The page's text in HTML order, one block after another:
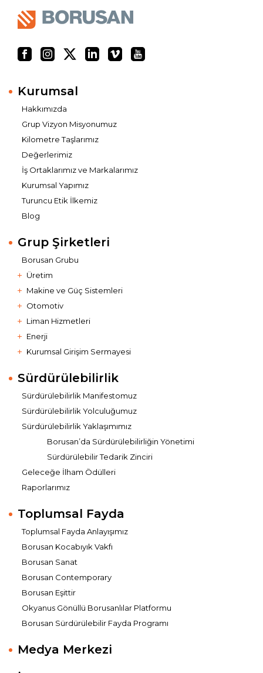
Kurumsal
Hakkımızda
Grup Vizyon Misyonumuz
Kilometre Taşlarımız
Değerlerimiz
İş Ortaklarımız ve Markalarımız
Kurumsal Yapımız
Turuncu Etik İlkemiz
Blog
Grup Şirketleri
Borusan Grubu
Üretim
Makine ve Güç Sistemleri
Otomotiv
Liman Hizmetleri
Enerji
Kurumsal Girişim Sermayesi
Sürdürülebilirlik
Sürdürülebilirlik Manifestomuz
Sürdürülebilirlik Yolculuğumuz
Sürdürülebilirlik Yaklaşımımız
Borusan’da Sürdürülebilirliğin Yönetimi
Sürdürülebilir Tedarik Zinciri
Geleceğe İlham Ödülleri
Raporlarımız
Toplumsal Fayda
Toplumsal Fayda Anlayışımız
Borusan Kocabıyık Vakfı
Borusan Sanat
Borusan Contemporary
Borusan Eşittir
Okyanus Gönüllü Borusanlılar Platformu
Borusan Sürdürülebilir Fayda Programı
Medya Merkezi